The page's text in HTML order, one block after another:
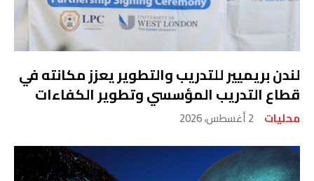
لندن بريميير للتدريب والتطوير يعزز مكانته في
قطاع التدريب المؤسسي وتطوير الكفاءات
محليات 2 أغسطس، 2026